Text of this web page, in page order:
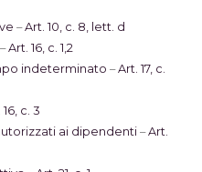
–Art. 10, c. 8, lett. d
–Art. 16, c. 1,2
indeterminato –Art. 17, c.
c. 3
ai dipendenti–Art.